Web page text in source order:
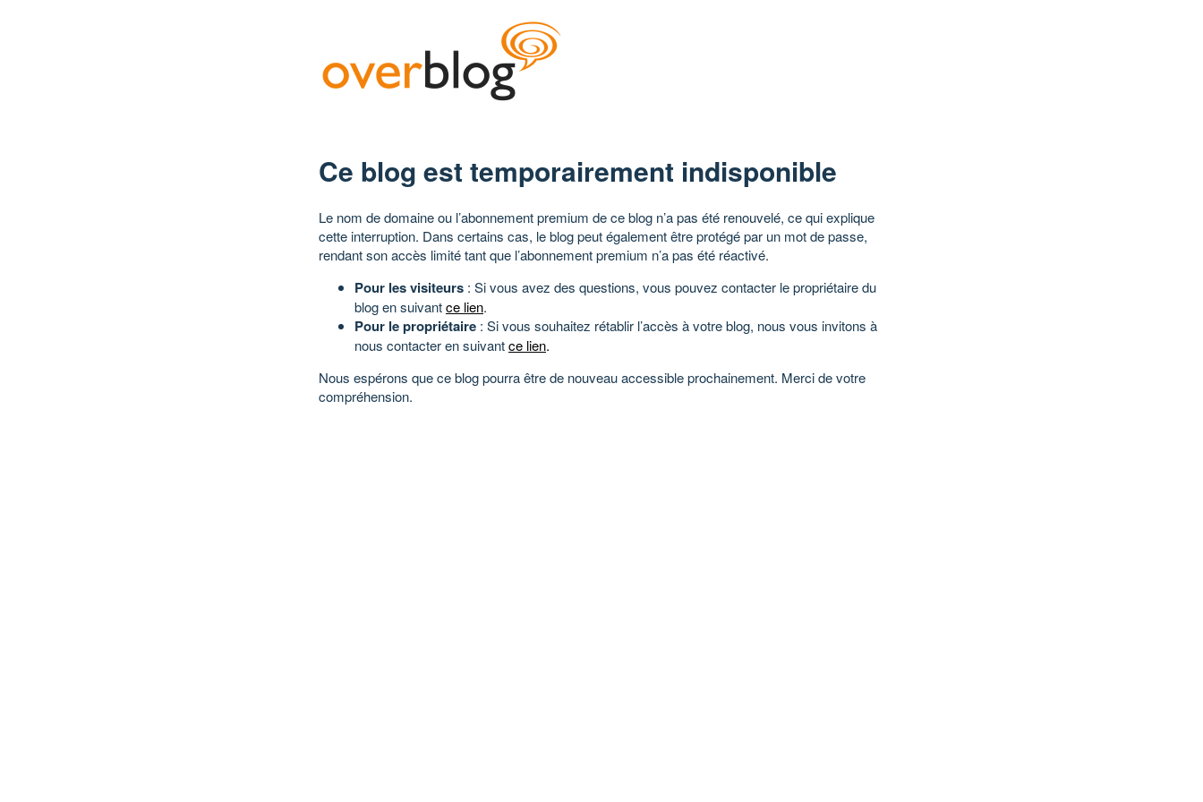
Ce blog est temporairement indisponible
Le nom de domaine ou l’abonnement premium de ce blog n’a pas été renouvelé, ce qui explique
cette interruption. Dans certains cas, le blog peut également être protégé par un mot de passe,
rendant son accès limité tant que l’abonnement premium n’a pas été réactivé.
Pour les visiteurs : Si vous avez des questions, vous pouvez contacter le propriétaire du
blog en suivantce lien.
Pour le propriétaire : Si vous souhaitez rétablir l’accès à votre blog, nous vous invitons à
nous contacter en suivantce lien.
Nous espérons que ce blog pourra être de nouveau accessible prochainement. Merci de votre
compréhension.